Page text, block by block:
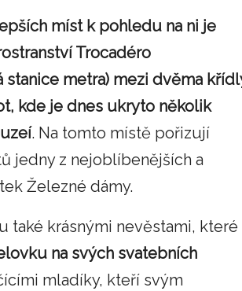
míst k pohledu na ni je
Trocadéro
stanice metra) mezi dvěma
kde je dnes ukryto několik
. Na tomto místě pořizují
jedny z nejoblíbenějších a
Železné dámy.
také krásnými nevěstami, které
na svých svatebních
mladíky, kteří svým